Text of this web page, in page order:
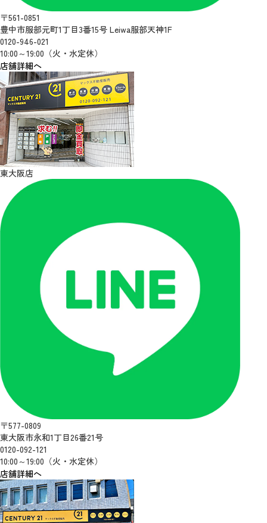
〒561-0851
豊中市服部元町1丁目3番15号 Leiwa服部天神1F
0120-946-021
10:00～19:00（火・水定休）
店舗詳細へ
東大阪店
〒577-0809
東大阪市永和1丁目26番21号
0120-092-121
10:00～19:00（火・水定休）
店舗詳細へ